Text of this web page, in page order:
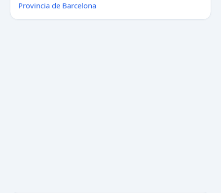
Provincia de Barcelona